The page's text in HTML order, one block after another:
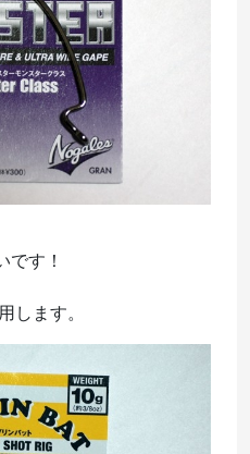
です！
します。